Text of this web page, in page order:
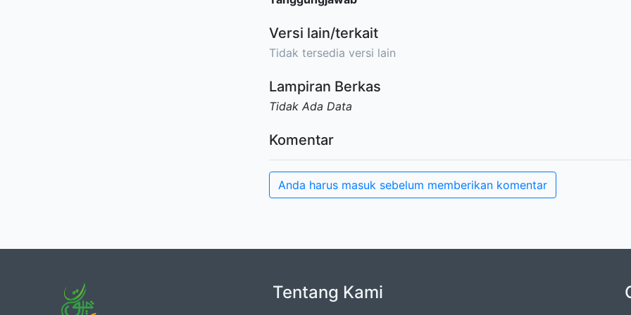
Versi lain/terkait
Tidak tersedia versi lain
Lampiran Berkas
Tidak Ada Data
Komentar
Anda harus masuk sebelum memberikan komentar
Tentang Kami